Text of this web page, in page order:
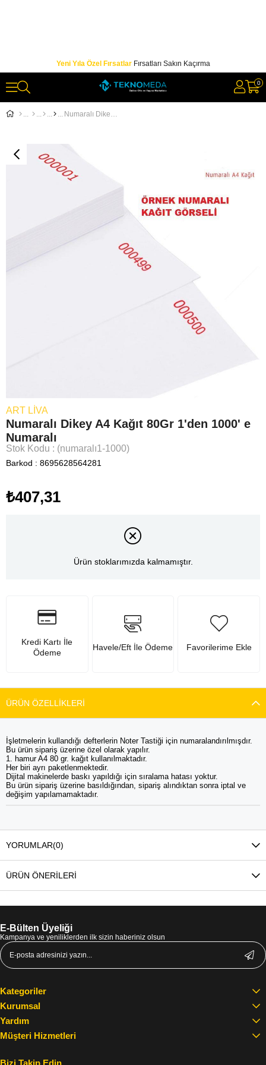
Yeni Yıla Özel FırsatlarFırsatları Sakın Kaçırma
0
Numaralı Dikey A4 Kağıt 80Gr 1'den 1000' e Numaralı
ART LIVA
Numaralı Dikey A4 Kağıt 80Gr 1'den 1000' e
Numaralı
Stok Kodu (numaralı1-1000)
Barkod : 8695628564281
₺407,31
Ürün stoklarımızda kalmamıştır.
Kredi Kartı İle
Ödeme
Havele/Eft İle Ödeme Favorilerime Ekle
ÜRÜN ÖZELLIKLERI
İşletmelerin kullandığı defterlerin Noter Tastiği için numaralandırılmışdır.
Bu ürün sipariş üzerine özel olarak yapılır.
1. hamur A4 80 gr. kağıt kullanılmaktadır.
Her biri ayrı paketlenmektedir.
Dijital makinelerde baskı yapıldığı için sıralama hatası yoktur.
Bu ürün sipariş üzerine basıldığından, sipariş alındıktan sonra iptal ve
değişim yapılamamaktadır.
YORUMLAR(0)
ÜRÜN ÖNERILERI
E-Bülten Üyeliği
Kampanya ve yeniliklerden ilk sizin haberiniz olsun
Kategoriler
Kurumsal
Yardım
Müşteri Hizmetleri
Bizi Takip Edin